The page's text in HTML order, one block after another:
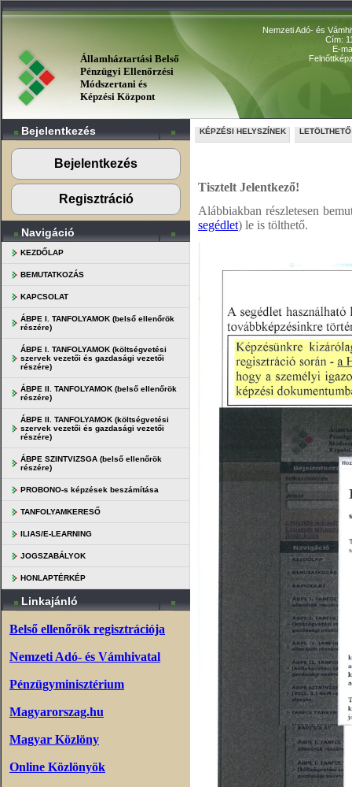
Államháztartási Belső
Pénzügyi Ellenőrzési
Módszertani és
Képzési Központ
Nemzeti Adó- és
Cím:
E-
Bejelentkezés
Bejelentkezés
Regisztráció
Navigáció
KEZDŐLAP
BEMUTATKOZÁS
KAPCSOLAT
ÁBPE I. TANFOLYAMOK (belső ellenőrök
részére)
ÁBPE I. TANFOLYAMOK (költségvetési
szervek vezetői és gazdasági vezetői
részére)
ÁBPE II. TANFOLYAMOK (belső ellenőrök
részére)
ÁBPE II. TANFOLYAMOK (költségvetési
szervek vezetői és gazdasági vezetői
részére)
ÁBPE SZINTVIZSGA (belső ellenőrök
részére)
PROBONO-s képzések beszámítása
TANFOLYAMKERESŐ
ILIAS/E-LEARNING
JOGSZABÁLYOK
HONLAPTÉRKÉP
Linkajánló
Belső ellenőrök regisztrációja
Nemzeti Adó- és Vámhivatal
Pénzügyminisztérium
Magyarorszag.hu
Magyar Közlöny
Online Közlönyök
KÉPZÉSI HELYSZÍNEK
Tisztelt Jelentkező!
Alábbiakban részletesen
segédlet) le is tölthető.